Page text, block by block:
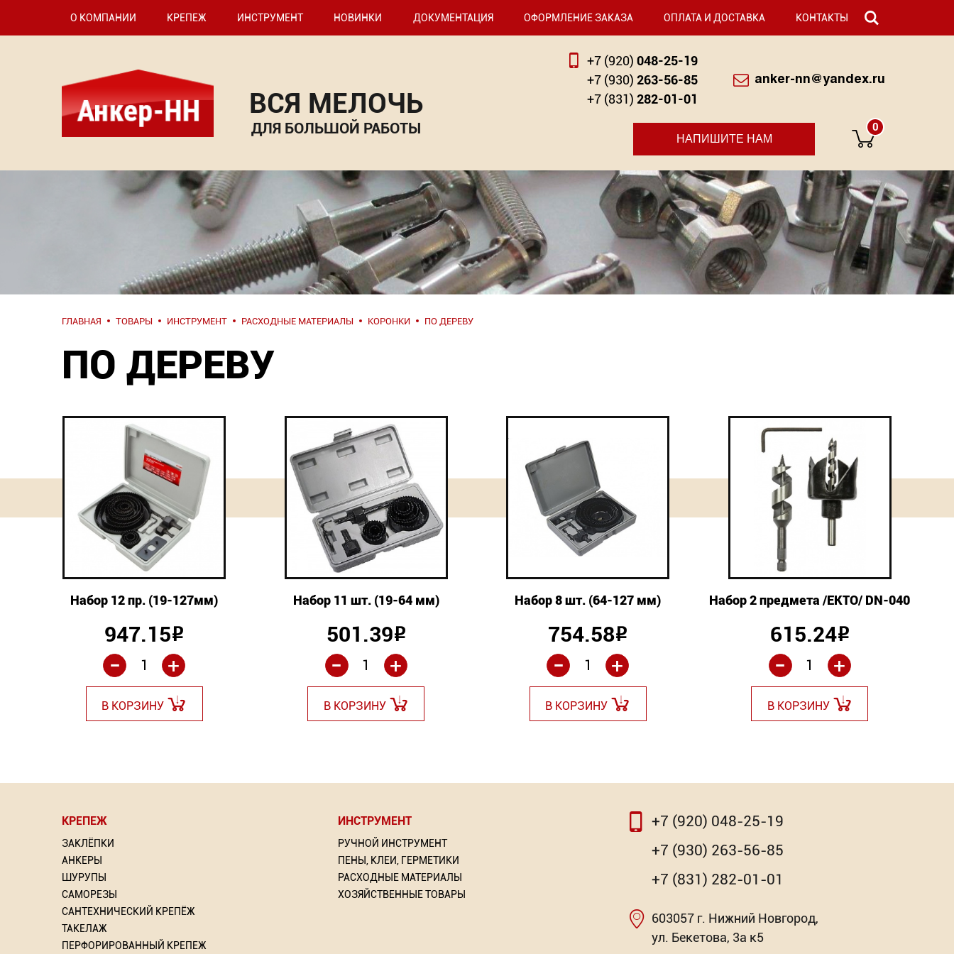
О КОМПАНИИ КРЕПЕЖ ИНСТРУМЕНТ НОВИНКИ ДОКУМЕНТАЦИЯ ОФОРМЛЕНИЕ ЗАКАЗА ОПЛАТА И ДОСТАВКА КОНТАКТЫ
ВСЯ МЕЛОЧЬ
ДЛЯ БОЛЬШОЙ РАБОТЫ
+7 (920) 048-25-19
+7 (930) 263-56-85
+7 (831) 282-01-01
anker-nn@yandex.ru
НАПИШИТЕ НАМ
0
ГЛАВНАЯ ТОВАРЫ ИНСТРУМЕНТ РАСХОДНЫЕ МАТЕРИАЛЫ КОРОНКИ ПО ДЕРЕВУ
ПО ДЕРЕВУ
Набор 12 пр. (19-127мм)
947.15Р
+
-
В КОРЗИНУ
Набор 11 шт. (19-64 мм)
501.39Р
+
-
В КОРЗИНУ
Набор 8 шт. (64-127 мм)
754.58Р
+
-
В КОРЗИНУ
Набор 2 предмета /ЕКТО/ DN-040
615.24Р
+
-
В КОРЗИНУ
КРЕПЕЖ
ЗАКЛЁПКИ
АНКЕРЫ
ШУРУПЫ
САМОРЕЗЫ
САНТЕХНИЧЕСКИЙ КРЕПЁЖ
ТАКЕЛАЖ
ПЕРФОРИРОВАННЫЙ КРЕПЕЖ
ИНСТРУМЕНТ
РУЧНОЙ ИНСТРУМЕНТ
ПЕНЫ, КЛЕИ, ГЕРМЕТИКИ
РАСХОДНЫЕ МАТЕРИАЛЫ
ХОЗЯЙСТВЕННЫЕ ТОВАРЫ
+7 (920) 048-25-19
+7 (930) 263-56-85
+7 (831) 282-01-01
603057 г. Нижний Новгород,
ул. Бекетова, 3а к5